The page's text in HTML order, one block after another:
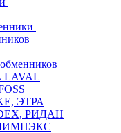
LAVAL
ЭТРА
РИДАН